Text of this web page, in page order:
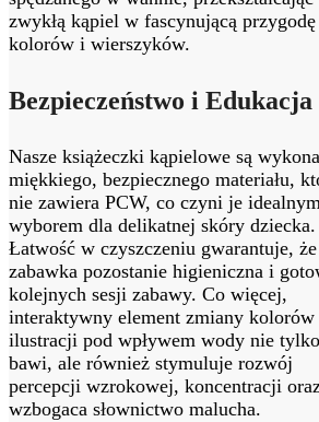
zwykłą kąpiel w fascynującą przygodę
kolorów i wierszyków.
Bezpieczeństwo i Edukacja
Nasze książeczki kąpielowe są
miękkiego, bezpiecznego materiału,
nie zawiera PCW, co czyni je
wyborem dla delikatnej skóry dziecka.
Łatwość w czyszczeniu gwarantuje, że
zabawka pozostanie higieniczna i
kolejnych sesji zabawy. Co więcej,
interaktywny element zmiany kolorów
ilustracji pod wpływem wody nie tylko
bawi, ale również stymuluje rozwój
percepcji wzrokowej, koncentracji
wzbogaca słownictwo malucha.